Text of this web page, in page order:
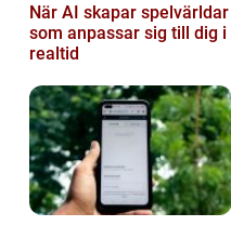
När AI skapar spelvärldar
som anpassar sig till dig i
realtid